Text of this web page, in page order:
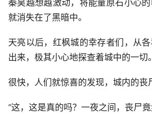
秦昊越想越激动，将能量原石小心
就消失在了黑暗中。
天亮以后，红枫城的幸存者们，从
出来，极其小心地探查着城中的一切。
很快，人们就惊喜的发现，城内的丧
“这，这是真的吗？一夜之间，丧尸